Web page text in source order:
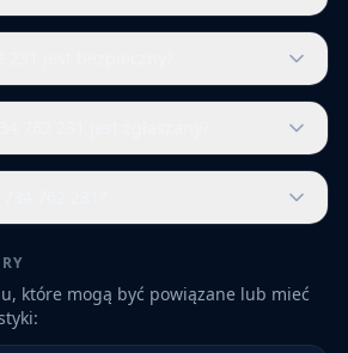
które mogą być powiązane lub mieć